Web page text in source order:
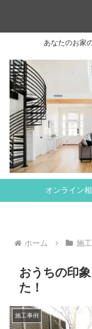
あなたのお家
オンライン相
ホーム 施
おうちの印
た！
施工事例